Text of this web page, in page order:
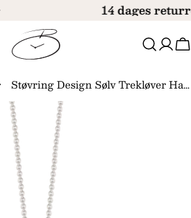
14 dages
Støvring Design Sølv Trekløver Halskæde med Zirkonia 16239170